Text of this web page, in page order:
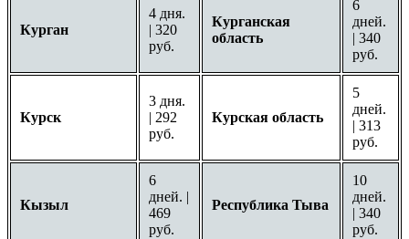
Курган
4 дня.
| 320
руб.
Курганская
область
6
дней.
| 340
руб.
Курск
3 дня.
| 292
руб.
Курская область
5
дней.
| 313
руб.
Кызыл
6
дней. |
469
руб.
Республика Тыва
10
дней.
| 340
руб.